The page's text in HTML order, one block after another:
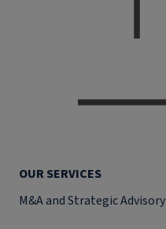
OUR SERVICES
M&A and Strategic Advisory